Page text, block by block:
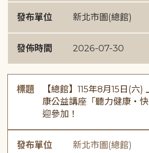
發布單位 新北市圖(總館)
發佈時間 2026-07-30
標題
【總館】115年8月15日(六
康公益講座「聽力健康・
迎參加！
發布單位 新北市圖(總館)